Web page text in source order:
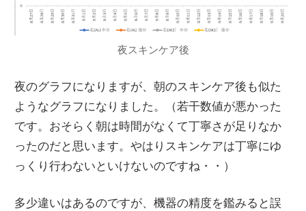
夜スキンケア後
夜のグラフになりますが、朝のスキンケア後も似た
ようなグラフになりました。（若干数値が悪かった
です。おそらく朝は時間がなくて丁寧さが足りなか
ったのだと思います。やはりスキンケアは丁寧にゆ
っくり行わないといけないのですね・・）
多少違いはあるのですが、機器の精度を鑑みると誤